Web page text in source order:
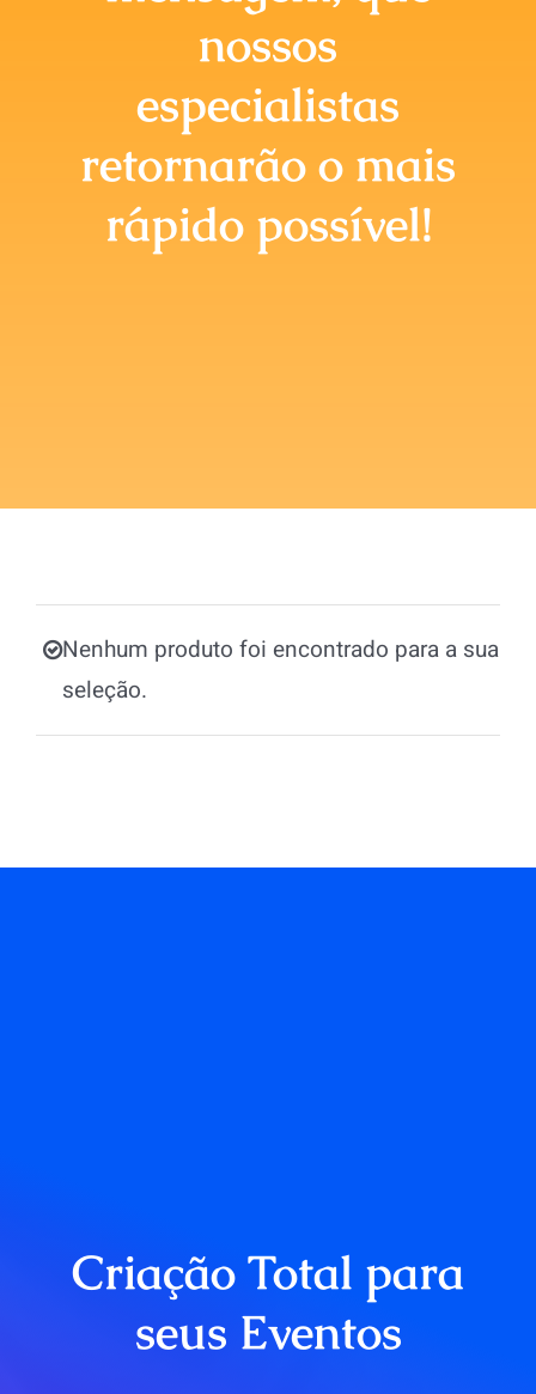
nossos
especialistas
retornarão o mais
rápido possível!
Nenhum produto foi encontrado para a sua
seleção.
Criação Total para
seus Eventos